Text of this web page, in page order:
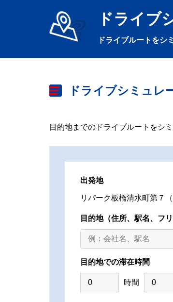
ドライブ
ドライブルートをシ
ドライブシミュレ
目的地までのドライブルートをシ
出発地
リパーク板橋清水町第７
目的地（住所、駅名、フ
目的地での滞在時間
時間